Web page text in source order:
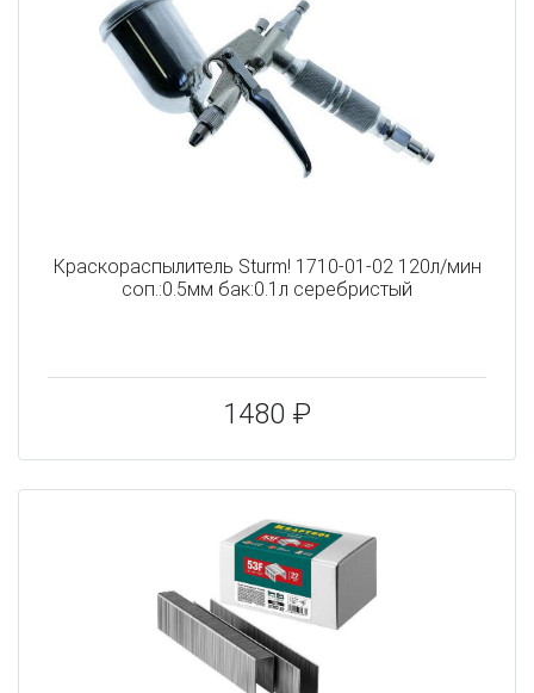
Краскораспылитель Sturm! 1710-01-02 120л/мин
соп.:0.5мм бак:0.1л серебристый
1480 ₽